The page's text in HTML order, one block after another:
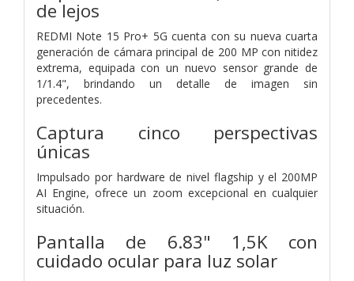
de lejos
REDMI Note 15 Pro+ 5G cuenta con su nueva cuarta
generación de cámara principal de 200 MP con nitidez
extrema, equipada con un nuevo sensor grande de
1/1.4", brindando un detalle de imagen sin
precedentes.
Captura cinco perspectivas
únicas
Impulsado por hardware de nivel flagship y el 200MP
AI Engine, ofrece un zoom excepcional en cualquier
situación.
Pantalla de 6.83" 1,5K con
cuidado ocular para luz solar